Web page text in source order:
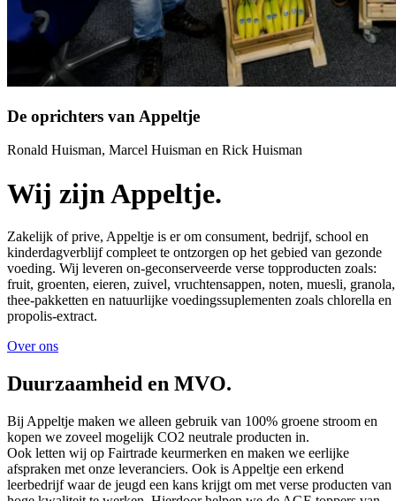
De oprichters van Appeltje
Ronald Huisman, Marcel Huisman en Rick Huisman
Wij zijnAppeltje.
Zakelijk of prive, Appeltje is er om consument, bedrijf, school en
kinderdagverblijf compleet te ontzorgen op het gebied van gezonde
voeding. Wij leveren on-geconserveerde verse topproducten zoals:
fruit, groenten, eieren, zuivel, vruchtensappen, noten, muesli, granola,
thee-pakketten en natuurlijke voedingssuplementen zoals chlorella en
propolis-extract.
Over ons
Duurzaamheid en MVO.
Bij Appeltje maken we alleen gebruik van 100% groene stroom en
kopen we zoveel mogelijk CO2 neutrale producten in.
Ook letten wij op Fairtrade keurmerken en maken we eerlijke
afspraken met onze leveranciers. Ook is Appeltje een erkend
leerbedrijf waar de jeugd een kans krijgt om met verse producten van